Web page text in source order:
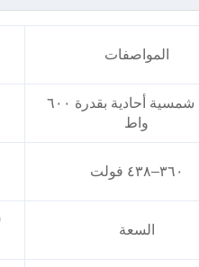
المواصفات
لوحة شمسية أحادية بقدرة ٦٠٠
واط
٣٦٠–٤٣٨ فولت
السعة